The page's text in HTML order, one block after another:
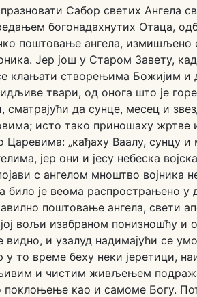
Сабор светих Ангела
богонадахнутих Отаца,
поштовање ангела, измишљено
Јер још у Старом Завету,
клањати створењима Божијим и
твари, од онога што је
да сунце, месец и
исто тако приношаху жртве
„кађаху Ваалу, сунцу и
јер они и јесу небеска
с ангелом мноштво војника
било је веома распрострањено у
поштовање ангела, свети
вољи изабраном понизношћу и
видно, и узалуд надимајући се
у то време беху неки јеретици,
и чистим живљењем
поклоњење као и самоме Богу.